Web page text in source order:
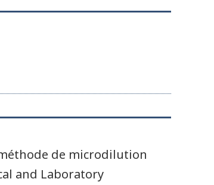
de microdilution
and Laboratory